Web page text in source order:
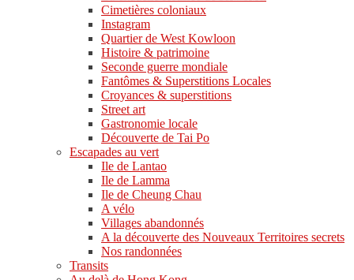
Cimetières coloniaux
Instagram
Quartier de West Kowloon
Histoire & patrimoine
Seconde guerre mondiale
Fantômes & Superstitions Locales
Croyances & superstitions
Street art
Gastronomie locale
Découverte de Tai Po
Escapades au vert
Ile de Lantao
Ile de Lamma
Ile de Cheung Chau
A vélo
Villages abandonnés
A la découverte des Nouveaux Territoires secrets
Nos randonnées
Transits